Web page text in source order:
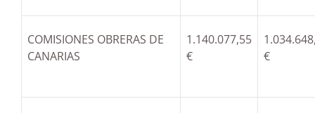
COMISIONES OBRERAS DE
CANARIAS
1.140.077,55
€
€